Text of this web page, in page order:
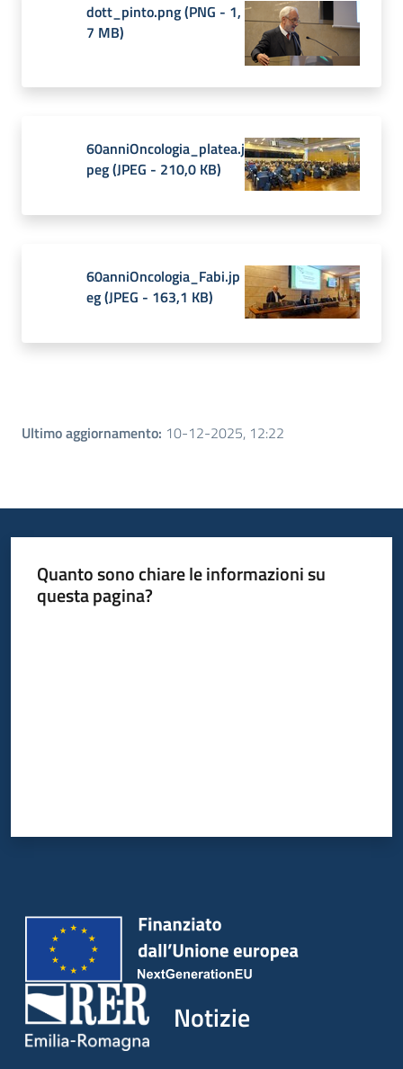
dott_pinto.png(PNG - 1,
7 MB)
60anniOncologia_platea.j
peg(JPEG - 210,0 KB)
60anniOncologia_Fabi.jp
eg(JPEG - 163,1 KB)
Ultimo aggiornamento: 10-12-2025, 12:22
Quanto sono chiare le informazioni su
questa pagina?
Notizie